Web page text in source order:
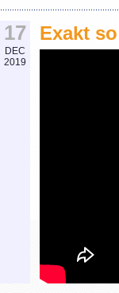
17
DEC
2019
Exakt